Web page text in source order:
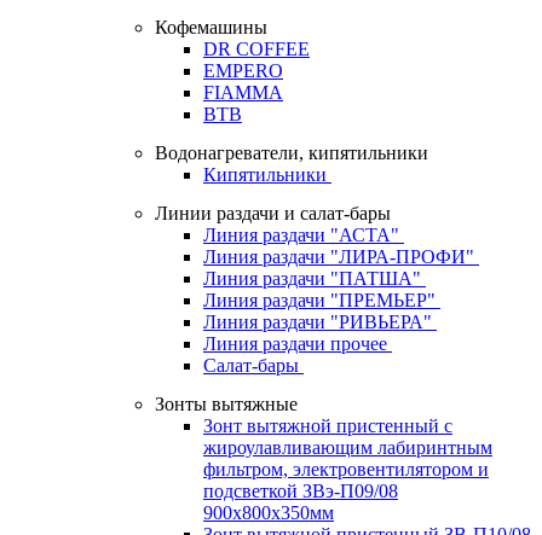
Кофемашины
DR COFFEE
EMPERO
FIAMMA
BTB
Водонагреватели, кипятильники
Кипятильники
Линии раздачи и салат-бары
Линия раздачи "АСТА"
Линия раздачи "ЛИРА-ПРОФИ"
Линия раздачи "ПАТША"
Линия раздачи "ПРЕМЬЕР"
Линия раздачи "РИВЬЕРА"
Линия раздачи прочее
Салат-бары
Зонты вытяжные
Зонт вытяжной пристенный с
жироулавливающим лабиринтным
фильтром, электровентилятором и
подсветкой ЗВэ-П09/08
900х800х350мм